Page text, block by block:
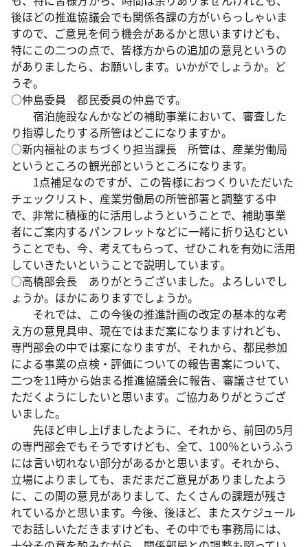
後ほどの推進協議会でも関係各課の方がいらっしゃいま
すので、ご意見を伺う機会があるかと思いますけども、
特にこの二つの点で、皆様方からの追加の意見というの
がありましたら、お願いします。いかがでしょうか。ど
うぞ。
○仲島委員 都民委員の仲島です。
宿泊施設なんかなどの補助事業において、審査した
り指導したりする所管はどこになりますか。
○新内福祉のまちづくり担当課長 所管は、産業労働局
というところの観光部というところになります。
1点補足なのですが、この皆様におつくりいただいた
チェックリスト、産業労働局の所管部署と調整する中
で、非常に積極的に活用しようということで、補助事業
者にご案内するパンフレットなどに一緒に折り込むとい
うことでも、今、考えてもらって、ぜひこれを有効に活用
していきたいということで説明しています。
○高橋部会長 ありがとうございました。よろしいでし
ょうか。ほかにありますでしょうか。
それでは、この今後の推進計画の改定の基本的な考
え方の意見具申、現在ではまだ案になりますけれども、
専門部会の中では案になりますが、それから、都民参加
による事業の点検・評価についての報告書案について、
二つを11時から始まる推進協議会に報告、審議させてい
ただくようにしたいと思います。ご協力ありがとうござ
いました。
先ほど申し上げましたように、それから、前回の5月
の専門部会でもそうですけども、全て、100％というふう
には言い切れない部分があるかと思います。それから、
立場によりましても、まだまだご意見がありましたよう
に、この間の意見がありまして、たくさんの課題が残さ
れているかと思います。今後、後ほど、またスケジュール
でお話しいただきますけども、その中でも事務局には、